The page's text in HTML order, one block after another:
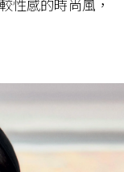
性感的時尚風，